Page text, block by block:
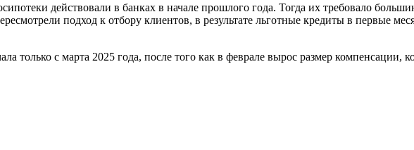
действовали в банках в начале прошлого года. Тогда их требовало
подход к отбору клиентов, в результате льготные кредиты в первые
только с марта 2025 года, после того как в феврале вырос размер